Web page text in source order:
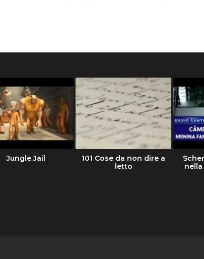
Jungle Jail
101 Cose da non dire a
letto